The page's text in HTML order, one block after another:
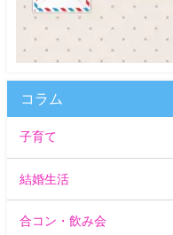
コラム
子育て
結婚生活
合コン・飲み会